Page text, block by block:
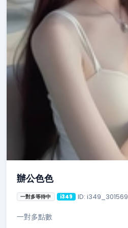
辦公色色
一對多等待中 i349 ID: i349_301569
一對多點數